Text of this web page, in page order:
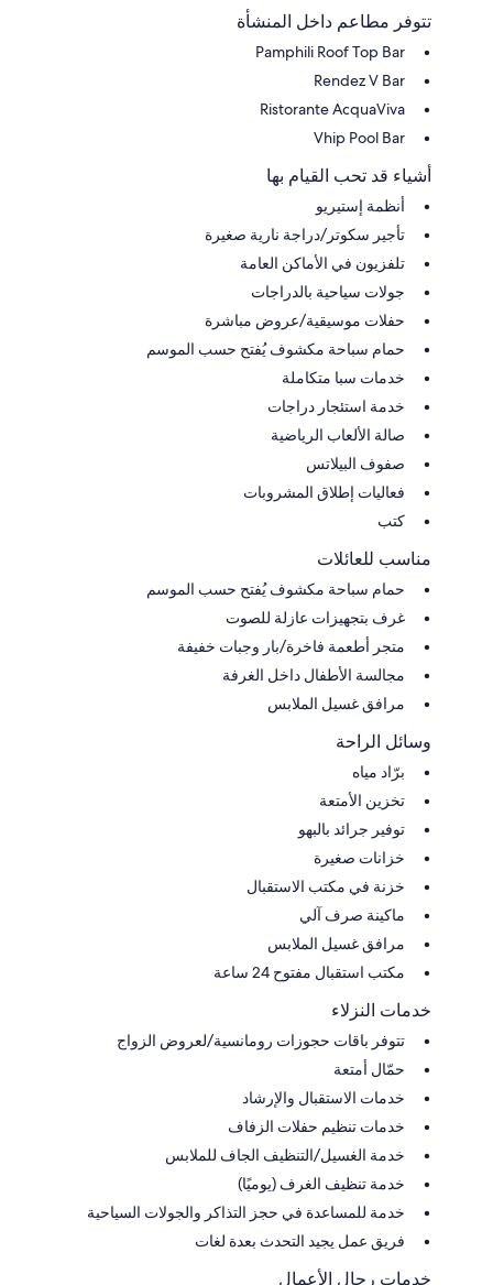
تتوفر مطاعم داخل المنشأة
Pamphili Roof Top Bar
Rendez V Bar
Ristorante AcquaViva
Vhip Pool Bar
أشياء قد تحب القيام بها
أنظمة إستيريو
تأجير سكوتر/دراجة نارية صغيرة
تلفزيون في الأماكن العامة
جولات سياحية بالدراجات
حفلات موسيقية/عروض مباشرة
حمام سباحة مكشوف يُفتح حسب الموسم
خدمات سبا متكاملة
خدمة استئجار دراجات
صالة الألعاب الرياضية
صفوف البيلاتس
فعاليات إطلاق المشروبات
كتب
مناسب للعائلات
حمام سباحة مكشوف يُفتح حسب الموسم
غرف بتجهيزات عازلة للصوت
متجر أطعمة فاخرة/بار وجبات خفيفة
مجالسة الأطفال داخل الغرفة
مرافق غسيل الملابس
وسائل الراحة
برّاد مياه
تخزين الأمتعة
توفير جرائد بالبهو
خزانات صغيرة
خزنة في مكتب الاستقبال
ماكينة صرف آلي
مرافق غسيل الملابس
مكتب استقبال مفتوح 24 ساعة
خدمات النزلاء
تتوفر باقات حجوزات رومانسية/لعروض الزواج
حمّال أمتعة
خدمات الاستقبال والإرشاد
خدمات تنظيم حفلات الزفاف
خدمة الغسيل/التنظيف الجاف للملابس
خدمة تنظيف الغرف (يوميًا)
خدمة للمساعدة في حجز التذاكر والجولات السياحية
فريق عمل يجيد التحدث بعدة لغات
خدمات رجال الأعمال